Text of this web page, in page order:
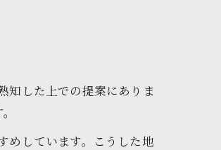
知した上での提案にありま
めしています。こうした地